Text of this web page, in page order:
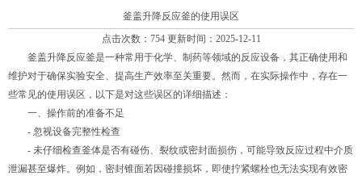
釜盖升降反应釜的使用误区
点击次数：754 更新时间：2025-12-11
釜盖升降反应釜是一种常用于化学、制药等领域的反应设备，其正确使用和
维护对于确保实验安全、提高生产效率至关重要。然而，在实际操作中，存在一
些常见的使用误区，以下是对这些误区的详细描述：
一、操作前的准备不足
- 忽视设备完整性检查
- 未仔细检查釜体是否有碰伤、裂纹或密封面损伤，可能导致反应过程中介质
泄漏甚至爆炸。例如，密封锥面若因碰撞损坏，即使拧紧螺栓也无法实现有效密